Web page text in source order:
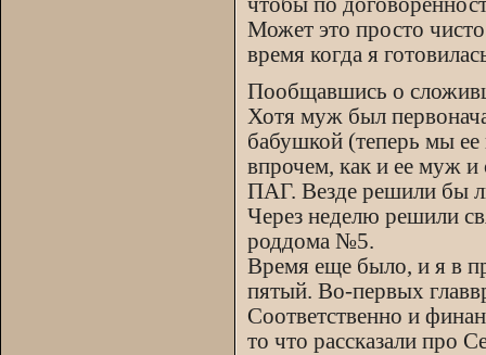
Может это просто
время когда я
Пообщавшись о
Хотя муж был
бабушкой (теперь мы
впрочем, как и ее муж
ПАГ. Везде решили бы
Через неделю решили
роддома №5.
Время еще было, и я в
пятый. Во-первых
Соответственно и
то что рассказали про